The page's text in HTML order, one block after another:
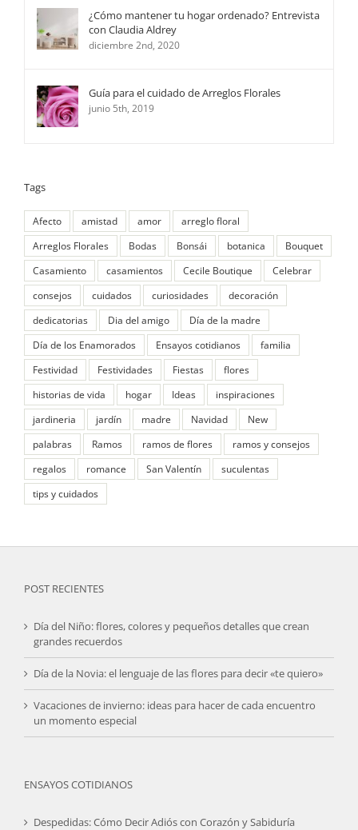
¿Cómo mantener tu hogar ordenado? Entrevista
con Claudia Aldrey
diciembre 2nd, 2020
Guía para el cuidado de Arreglos Florales
junio 5th, 2019
Tags
Afecto amistad amor
arreglo floral
Arreglos Florales
Bodas Bonsái botanica
Bouquet
Casamiento
casamientos Cecile Boutique
Celebrar
consejos
cuidados curiosidades
decoración
dedicatorias
Dia del amigo
Día de la madre
Día de los Enamorados
Ensayos cotidianos
familia
Festividad
Festividades Fiestas
flores
historias de vida
hogar Ideas
inspiraciones
jardineria
jardín madre Navidad
New
palabras
Ramos ramos de flores
ramos y consejos
regalos
romance San Valentín
suculentas
tips y cuidados
POST RECIENTES
Día del Niño: flores, colores y pequeños detalles que crean
grandes recuerdos
Día de la Novia: el lenguaje de las flores para decir «te quiero»
Vacaciones de invierno: ideas para hacer de cada encuentro
un momento especial
ENSAYOS COTIDIANOS
Despedidas: Cómo Decir Adiós con Corazón y Sabiduría